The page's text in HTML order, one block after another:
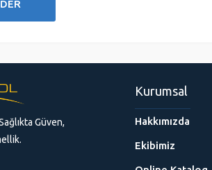
Güven,
Kurumsal
Hakkımızda
Ekibimiz